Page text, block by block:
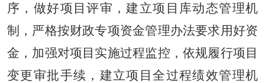
序，做好项目评审，建立项目库动态管理机
制，严格按财政专项资金管理办法要求用好资
金，加强对项目实施过程监控，依规履行项目
变更审批手续，建立项目全过程绩效管理机